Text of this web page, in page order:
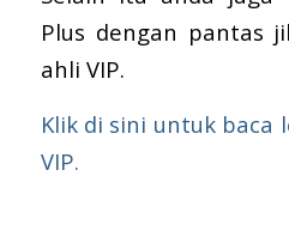
Plus dengan pantas
ahli VIP.
Klik di sini untuk
VIP.